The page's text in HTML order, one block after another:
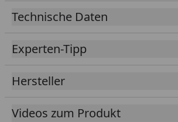
Sicherheitsabschaltung, Kabellänge:
sollte nach 8000 Stunden
gewechselt werden. Dazu ist
erforderlich. Die
Bestellnummer ZF436-00 erhältlich.
Technische Daten
Experten-Tipp
Hersteller
Videos zum Produkt